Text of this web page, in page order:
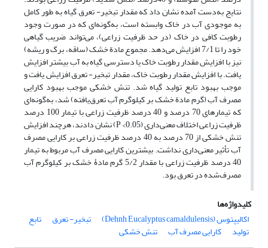
نتایج به‌دست آمده نشان داد که مقدار تبخیر- تعرق گیاه به طور کامل
به موجودی آب در خاک وابسته است، به‌گونه‌ای که در صورت وجود
رطوبت کافی در خاک (در حد ظرفیت زراعی)، می‌تواند ضریب گیاهی
خود را تا 7/1 افزایش می‌‌دهد. مجموع مادة خشک (ساقه، برگ و ریشه)
نیز با افزایش مقدار رطوبت خاک یا دسترسی گیاه به آب بیشتر افزایش
یافت. با افزایش مقدار رطوبت خاک، مقدار تبخیر- تعرق افزایش یافت و
موجب بهبود تابع تولید گیاه شد. تنش خشکی موجب بهبود کارایی
مصرف آب (گرم مادة خشک بر کیلوگرم آب تعرق‌یافته) شد، به‌گونه‌ای
که تیمارهای 70 درصد و 40 درصد ظرفیت زراعی با تیمار 100 درصد
ظرفیت زراعی اختلاف معنی‌داری (P <0.05) نشان دادند، هرچند افزایش
تنش خشکی از 70 درصد به 40 درصد ظرفیت زراعی بر کارایی مصرف
آب تأثیر معنی‌داری نداشت. بیشترین کارایی مصرف آب مربوط به تیمار
40 درصد ظرفیت زراعی با مقدار 5/2 گرم مادۀ خشک بر کیلوگرم آب
مصرف‌شده در تعرق بود.
کلیدواژه‌ها
اکالیپتوس (Dehnh Eucalyptus camaldulensis)
تبخیر- تعرق تابع
تولید کارایی مصرف آب تنش خشکی